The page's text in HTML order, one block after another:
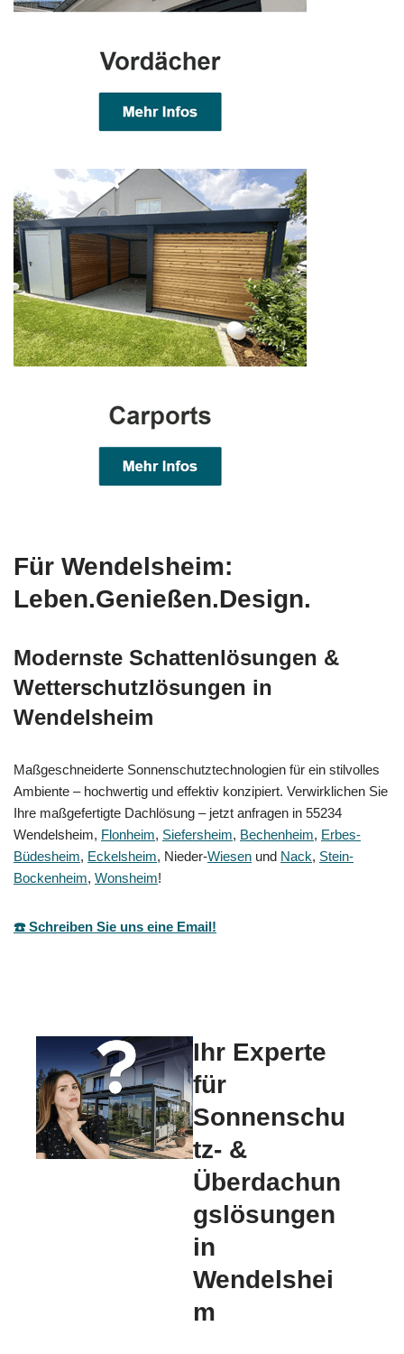
Für Wendelsheim:
Leben.Genießen.Design.
Modernste Schattenlösungen &
Wetterschutzlösungen in
Wendelsheim
Maßgeschneiderte Sonnenschutztechnologien für ein stilvolles
Ambiente – hochwertig und effektiv konzipiert. Verwirklichen Sie
Ihre maßgefertigte Dachlösung – jetzt anfragen in 55234
Wendelsheim, Flonheim, Siefersheim, Bechenheim, Erbes-
Büdesheim, Eckelsheim, Nieder-Wiesen und Nack, Stein-
Bockenheim, Wonsheim!
☎️ Schreiben Sie uns eine Email!
Ihr Experte
für
Sonnenschu
tz- &
Überdachun
gslösungen
in
Wendelshei
m